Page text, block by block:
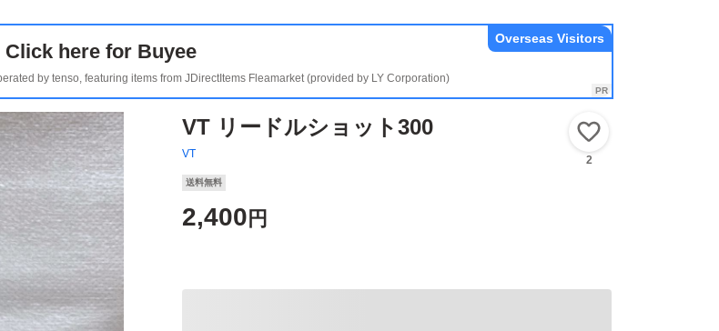
Click here for Buyee
by tenso, featuring items from JDirectItems Fleamarket (provided by LY Corporation)
Overseas Visitors
VT リードルショット300
VT 2
送料無料
2,400 円